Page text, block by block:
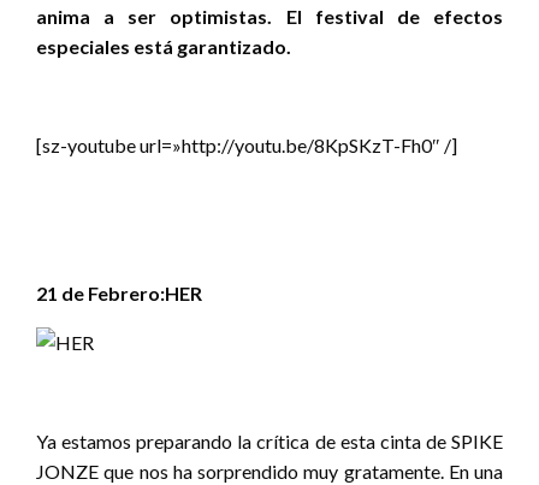
anima a ser optimistas. El festival de efectos
especiales está garantizado.
[sz-youtube url=»http://youtu.be/8KpSKzT-Fh0″ /]
21 de Febrero:HER
Ya estamos preparando la crítica de esta cinta de SPIKE
JONZE que nos ha sorprendido muy gratamente. En una